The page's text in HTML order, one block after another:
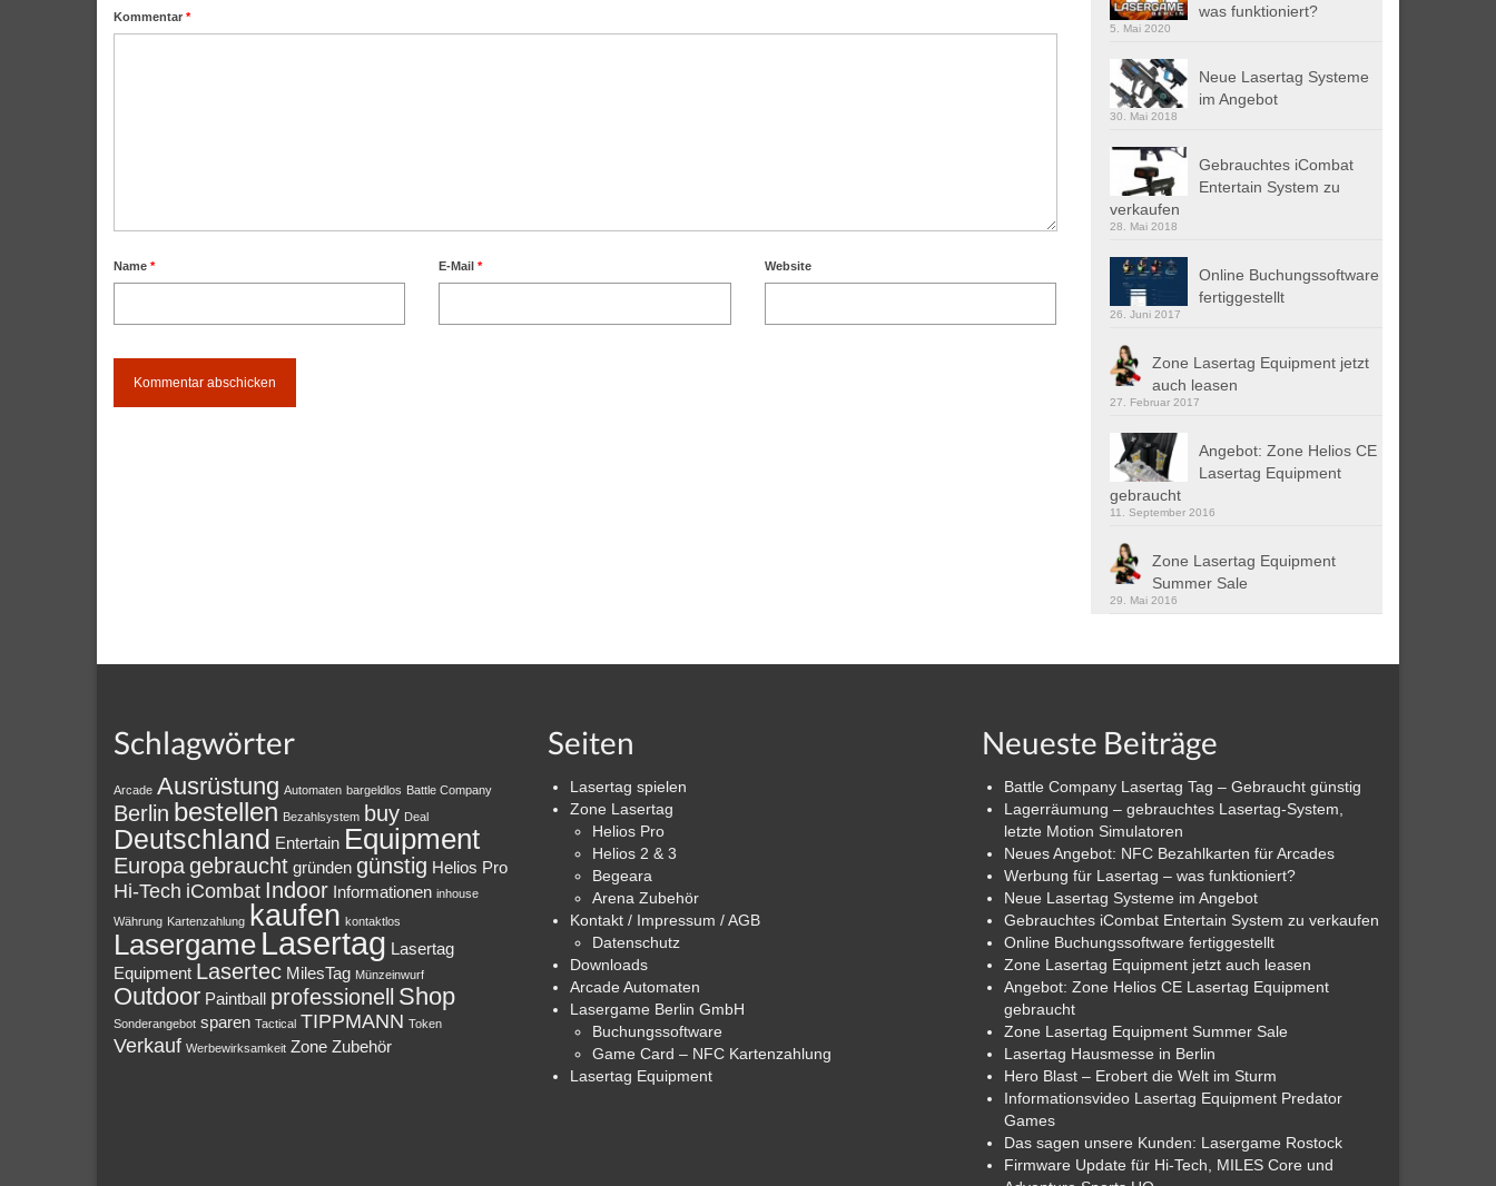
Kommentar *
Name * E-Mail* Website
was funktioniert?
5. Mai 2020
Neue Lasertag Systeme
im Angebot
30. Mai 2018
Gebrauchtes iCombat
Entertain System zu
verkaufen
28. Mai 2018
Online Buchungssoftware
fertiggestellt
26. Juni 2017
Zone Lasertag Equipment jetzt
auch leasen
27. Februar 2017
Angebot: Zone Helios CE
Lasertag Equipment
gebraucht
11. September 2016
Zone Lasertag Equipment
Summer Sale
29. Mai 2016
Schlagwörter
Arcade Ausrüstung Automaten bargeldlos Battle Company
Berlin bestellen Bezahlsystem buy Deal
Deutschland Entertain Equipment
Europagebraucht gründen günstig Helios Pro
Hi-Tech iCombat Indoor Informationen inhouse
Währung Kartenzahlung kaufen kontaktlos
Lasergame Lasertag Lasertag
Equipment Lasertec MilesTag Münzeinwurf
Outdoor Paintball professionell Shop
Sonderangebot sparen Tactical TIPPMANN Token
Verkauf Werbewirksamkeit Zone Zubehör
Seiten
Lasertag spielen
Zone Lasertag
Helios Pro
Helios 2 & 3
Begeara
Arena Zubehör
Kontakt / Impressum / AGB
Datenschutz
Downloads
Arcade Automaten
Lasergame Berlin GmbH
Buchungssoftware
Game Card – NFC Kartenzahlung
Lasertag Equipment
Neueste Beiträge
Battle Company Lasertag Tag – Gebraucht günstig
Lagerräumung – gebrauchtes Lasertag-System,
letzte Motion Simulatoren
Neues Angebot: NFC Bezahlkarten für Arcades
Werbung für Lasertag – was funktioniert?
Neue Lasertag Systeme im Angebot
Gebrauchtes iCombat Entertain System zu verkaufen
Online Buchungssoftware fertiggestellt
Zone Lasertag Equipment jetzt auch leasen
Angebot: Zone Helios CE Lasertag Equipment
gebraucht
Zone Lasertag Equipment Summer Sale
Lasertag Hausmesse in Berlin
Hero Blast – Erobert die Welt im Sturm
Informationsvideo Lasertag Equipment Predator
Games
Das sagen unsere Kunden: Lasergame Rostock
Firmware Update für Hi-Tech, MILES Core und